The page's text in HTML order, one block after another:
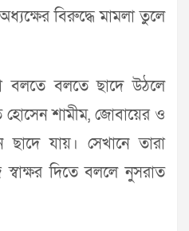
বিরুদ্ধে মামলা তুলে
বলতে বলতে ছাদে উঠলে
হোসেন শামীম, জোবায়ের ও
যায়। সেখানে তারা
দিতে বললে নুসরাত